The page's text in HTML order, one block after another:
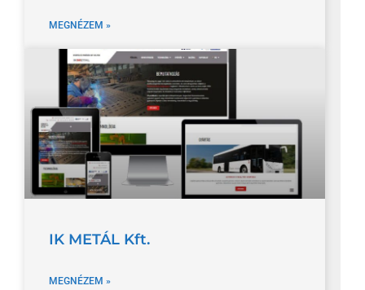
MEGNÉZEM »
IK METÁL Kft.
MEGNÉZEM »